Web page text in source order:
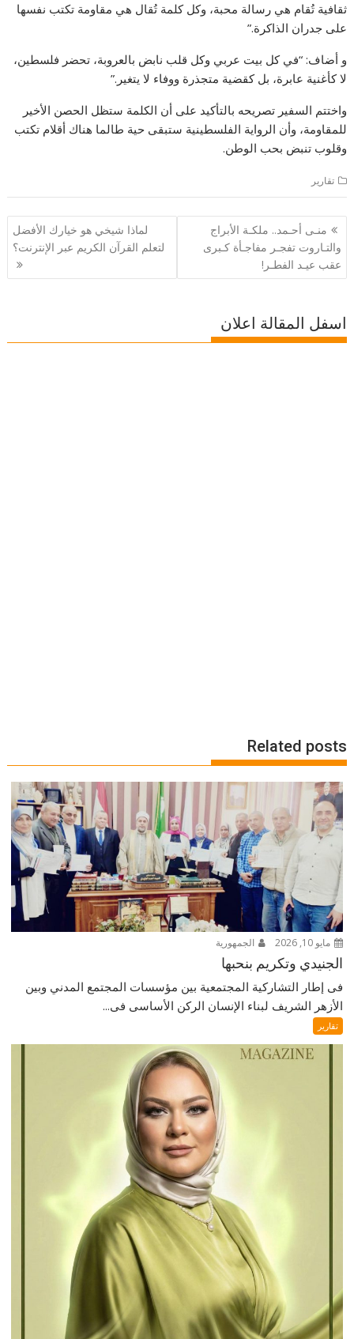
ثقافية تُقام هي رسالة محبة، وكل كلمة تُقال هي مقاومة تكتب نفسها
على جدران الذاكرة.”
و أضاف: “في كل بيت عربي وكل قلب نابض بالعروبة، تحضر فلسطين،
لا كأغنية عابرة، بل كقضية متجذرة ووفاء لا يتغير.”
واختتم السفير تصريحه بالتأكيد على أن الكلمة ستظل الحصن الأخير
للمقاومة، وأن الرواية الفلسطينية ستبقى حية طالما هناك أقلام تكتب
وقلوب تنبض بحب الوطن.
تقارير
تصفّح
المقالات
منـى أحـمد.. ملكـة الأبراج
والتـاروت تفجـر مفاجـأة كـبرى
عقب عيـد الفطـر!
لماذا شيخي هو خيارك الأفضل
لتعلم القرآن الكريم عبر الإنترنت؟
اسفل المقالة اعلان
Related posts
مايو 10, 2026 الجمهورية
الجنيدي وتكريم بنحبها
فى إطار التشاركية المجتمعية بين مؤسسات المجتمع المدني وبين
الأزهر الشريف لبناء الإنسان الركن الأساسى فى...
تقارير